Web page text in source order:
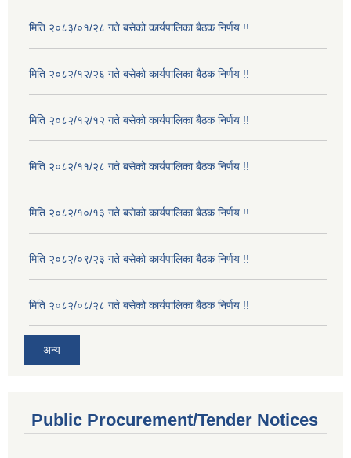
मिति २०८३/०१/२८ गते बसेको कार्यपालिका बैठक निर्णय !!
मिति २०८२/१२/२६ गते बसेको कार्यपालिका बैठक निर्णय !!
मिति २०८२/१२/१२ गते बसेको कार्यपालिका बैठक निर्णय !!
मिति २०८२/११/२८ गते बसेको कार्यपालिका बैठक निर्णय !!
मिति २०८२/१०/१३ गते बसेको कार्यपालिका बैठक निर्णय !!
मिति २०८२/०९/२३ गते बसेको कार्यपालिका बैठक निर्णय !!
मिति २०८२/०८/२८ गते बसेको कार्यपालिका बैठक निर्णय !!
अन्य
Public Procurement/Tender Notices